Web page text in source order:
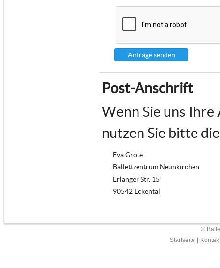
Anfrage senden
Post-Anschrift
Wenn Sie uns
nutzen Sie bitte
Eva Grote
Ballettzentrum Neunkirchen
Erlanger Str. 15
90542 Eckental
©
Startseite
Kontakt